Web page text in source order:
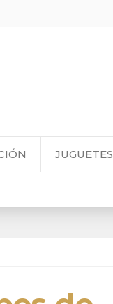
JUGUETES